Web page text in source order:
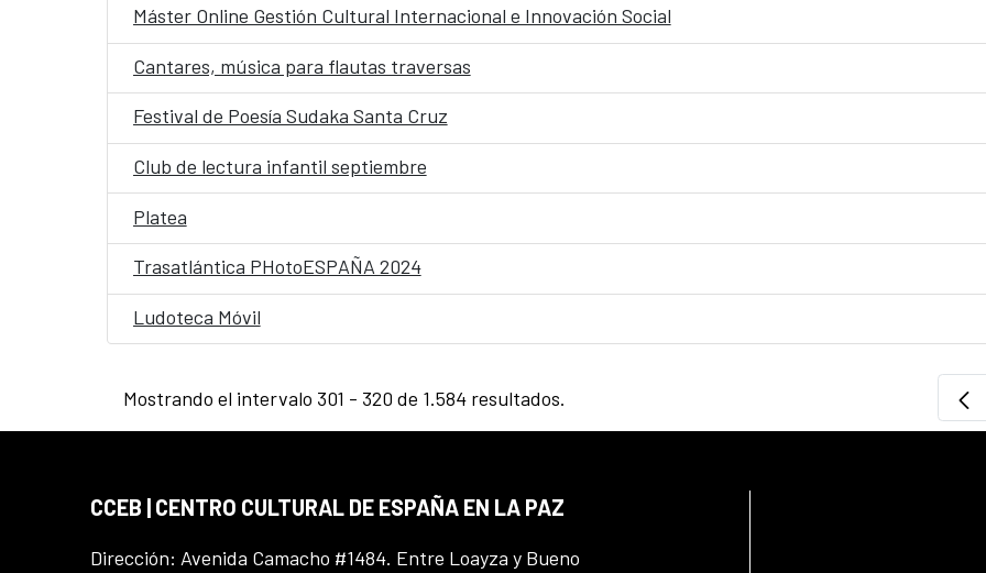
Máster Online Gestión Cultural Internacional e Innovación Social
Cantares, música para flautas traversas
Festival de Poesía Sudaka Santa Cruz
Club de lectura infantil septiembre
Platea
Trasatlántica PHotoESPAÑA 2024
Ludoteca Móvil
Mostrando el intervalo 301 - 320 de 1.584 resultados.
CCEB | CENTRO CULTURAL DE ESPAÑA EN LA PAZ
Dirección: Avenida Camacho #1484. Entre Loayza y Bueno